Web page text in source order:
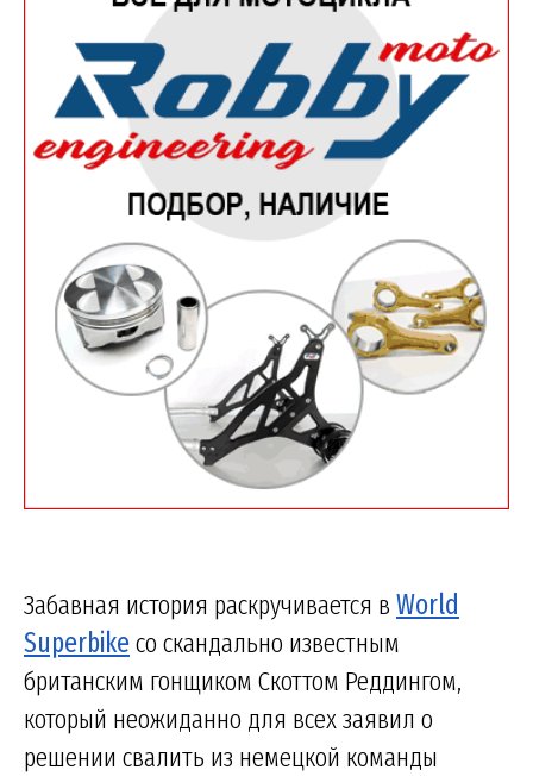
Забавная история раскручивается в World
Superbikeсо скандально известным
британским гонщиком Скоттом Реддингом,
который неожиданно для всех заявил о
решении свалить из немецкой команды